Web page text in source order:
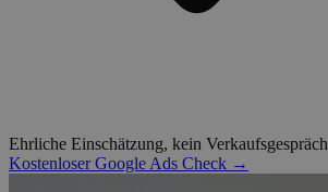
Ehrliche Einschätzung, kein Verkaufsgespräch
Kostenloser Google Ads Check →